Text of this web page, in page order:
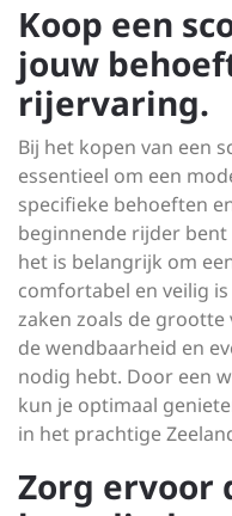
Koop een
jouw
rijervaring.
Bij het kopen van een
essentieel om een
specifieke behoeften
beginnende rijder
het is belangrijk om
comfortabel en veilig
zaken zoals de grootte
de wendbaarheid en
nodig hebt. Door een
kun je optimaal
in het prachtige
Zorg ervoor